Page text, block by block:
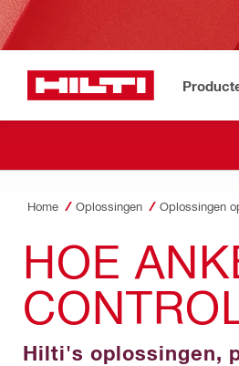
Home Oplossingen Oplossingen
HOE
Hilti's oplossingen,